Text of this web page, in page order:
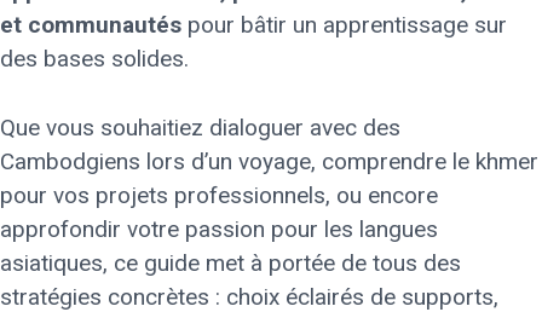
et communautés pour bâtir un apprentissage sur
des bases solides.
Que vous souhaitiez dialoguer avec des
Cambodgiens lors d’un voyage, comprendre le khmer
pour vos projets professionnels, ou encore
approfondir votre passion pour les langues
asiatiques, ce guide met à portée de tous des
stratégies concrètes : choix éclairés de supports,